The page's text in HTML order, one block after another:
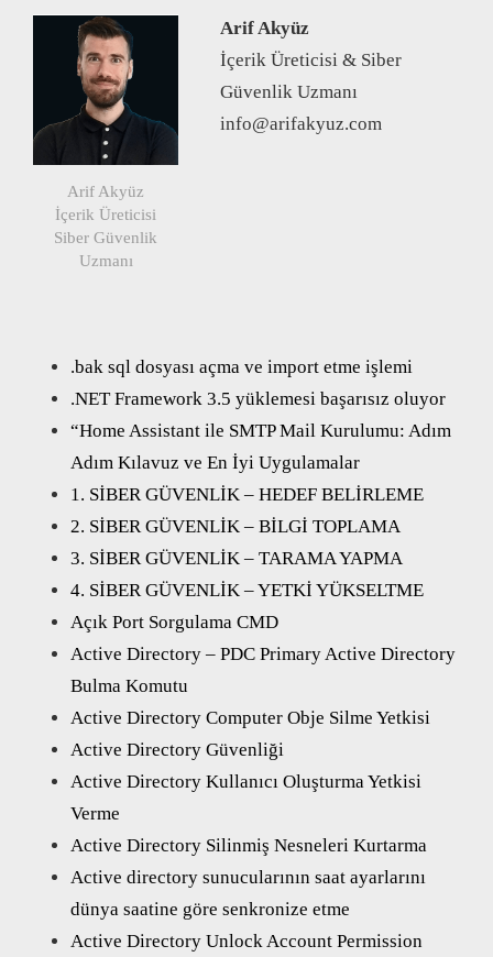
Arif Akyüz
İçerik Üreticisi
Siber Güvenlik
Uzmanı
Arif Akyüz
İçerik Üreticisi & Siber
Güvenlik Uzmanı
info@arifakyuz.com
.bak sql dosyası açma ve import etme işlemi
.NET Framework 3.5 yüklemesi başarısız oluyor
“Home Assistant ile SMTP Mail Kurulumu: Adım
Adım Kılavuz ve En İyi Uygulamalar
1. SİBER GÜVENLİK – HEDEF BELİRLEME
2. SİBER GÜVENLİK – BİLGİ TOPLAMA
3. SİBER GÜVENLİK – TARAMA YAPMA
4. SİBER GÜVENLİK – YETKİ YÜKSELTME
Açık Port Sorgulama CMD
Active Directory – PDC Primary Active Directory
Bulma Komutu
Active Directory Computer Obje Silme Yetkisi
Active Directory Güvenliği
Active Directory Kullanıcı Oluşturma Yetkisi
Verme
Active Directory Silinmiş Nesneleri Kurtarma
Active directory sunucularının saat ayarlarını
dünya saatine göre senkronize etme
Active Directory Unlock Account Permission